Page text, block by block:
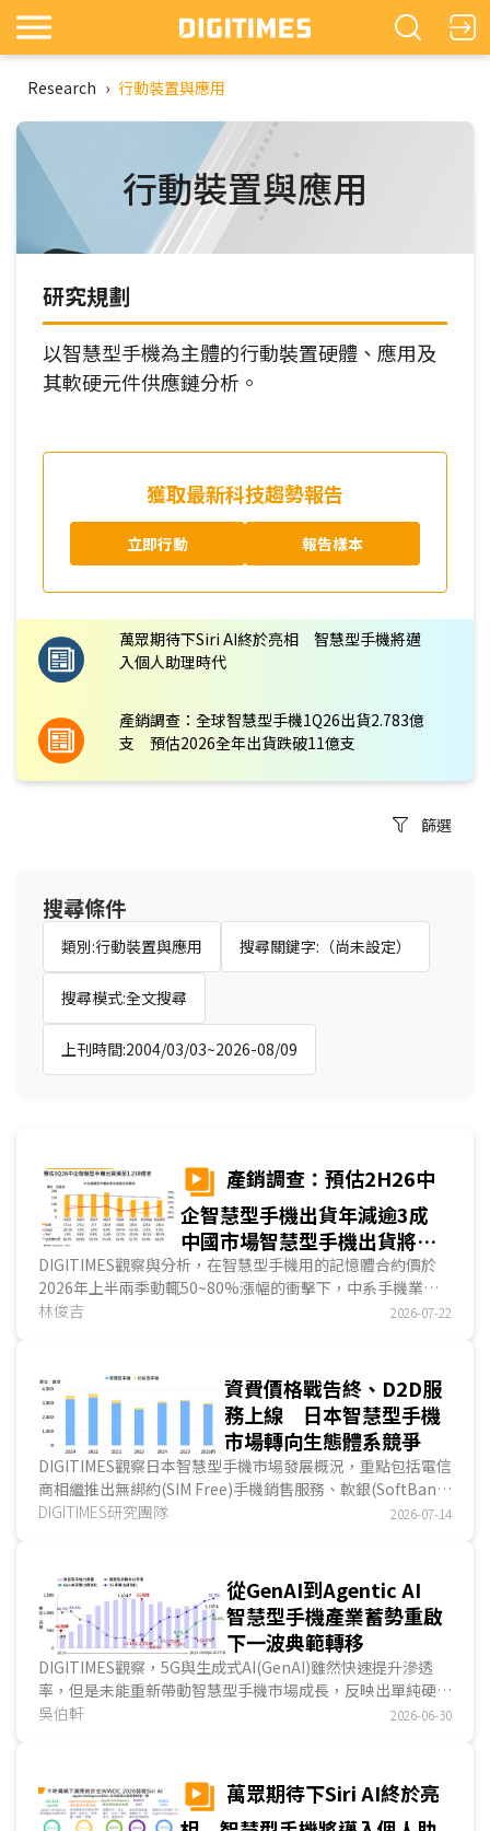
Research › 行動裝置與應用
行動裝置與應用
研究規劃
以智慧型手機為主體的行動裝置硬體、應用及
其軟硬元件供應鏈分析。
獲取最新科技趨勢報告
立即行動 報告樣本
萬眾期待下Siri AI終於亮相 智慧型手機將邁
入個人助理時代
產銷調查：全球智慧型手機1Q26出貨2.783億
支 預估2026全年出貨跌破11億支
篩選
搜尋條件
類別:行動裝置與應用 搜尋關鍵字:（尚未設定）
搜尋模式:全文搜尋
上刊時間:2004/03/03~2026-08/09
產銷調查：預估2H26中
企智慧型手機出貨年減逾3成
中國市場智慧型手機出貨將呈
兩位數年減
DIGITIMES觀察與分析，在智慧型手機用的記憶體合約價於
2026年上半兩季動輒50~80%漲幅的衝擊下，中系手機業者
不僅大幅削減中低價機款出貨，亦無力於618購物促銷檔期提
市場智慧型手機2026年第2季出貨6,360萬支，季減10.7%，
與2025年同期相較，減少11.7%。...
林俊吉 2026-07-22
資費價格戰告終、D2D服
務上線 日本智慧型手機
市場轉向生態體系競爭
DIGITIMES觀察日本智慧型手機市場發展概況，重點包括電信
商相繼推出無綁約(SIM Free)手機銷售服務、軟銀(SoftBank)
宣布調高資費、日本全面邁入手機直連衛星(Direct-to-
一服務，升級為「生態系統」、「平台」等整體使用體驗。...
DIGITIMES研究團隊 2026-07-14
從GenAI到Agentic AI
智慧型手機產業蓄勢重啟
下一波典範轉移
DIGITIMES觀察，5G與生成式AI(GenAI)雖然快速提升滲透
率，但是未能重新帶動智慧型手機市場成長，反映出單純硬體
升級與功能強化已難創造新的換機需求。從2026年G...
吳伯軒 2026-06-30
萬眾期待下Siri AI終於亮